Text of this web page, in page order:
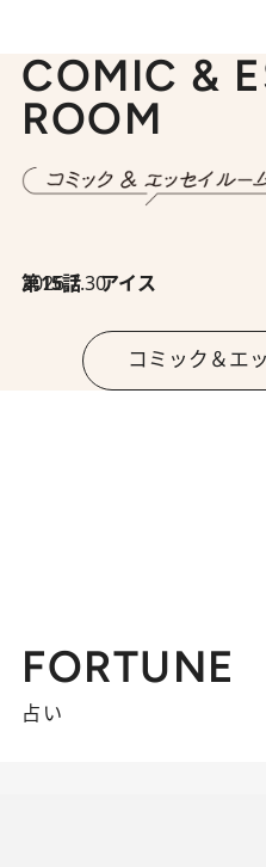
COMIC &
ROOM
2026.7.30
第15話 アイス
コミック＆エ
FORTUNE
占い